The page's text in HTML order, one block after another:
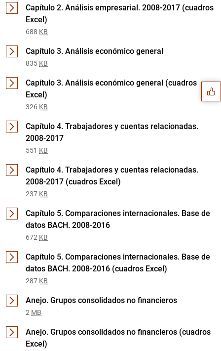
Capítulo 2. Análisis empresarial. 2008-2017 (cuadros
Excel)
688 KB
Capítulo 3. Análisis económico general
835 KB
Capítulo 3. Análisis económico general (cuadros
Excel)
326 KB
Capítulo 4. Trabajadores y cuentas relacionadas.
2008-2017
551 KB
Capítulo 4. Trabajadores y cuentas relacionadas.
2008-2017 (cuadros Excel)
237 KB
Capítulo 5. Comparaciones internacionales. Base de
datos BACH. 2008-2016
672 KB
Capítulo 5. Comparaciones internacionales. Base de
datos BACH. 2008-2016 (cuadros Excel)
287 KB
Anejo. Grupos consolidados no financieros
2 MB
Anejo. Grupos consolidados no financieros (cuadros
Excel)
Sugerencias